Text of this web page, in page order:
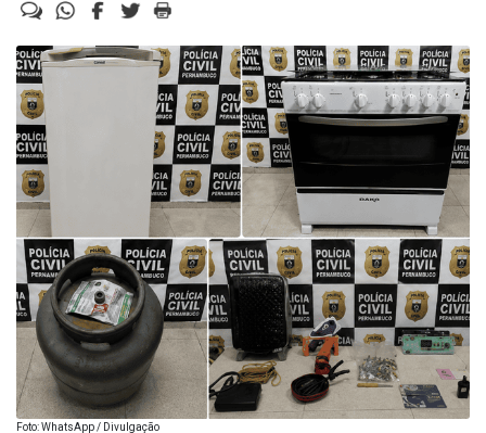
Foto: WhatsApp / Divulgação